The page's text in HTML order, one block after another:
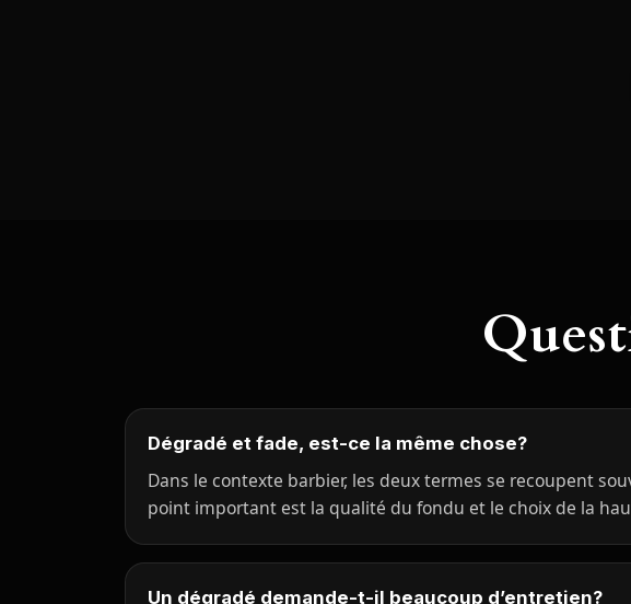
Dégradé et fade, est-ce la même chose?
Dans le contexte barbier, les deux termes se recoupent
point important est la qualité du fondu et le choix de la
Un dégradé demande-t-il beaucoup d’entretien?